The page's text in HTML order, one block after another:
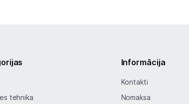
tehnika
Informācija
Kontakti
Nomaksa